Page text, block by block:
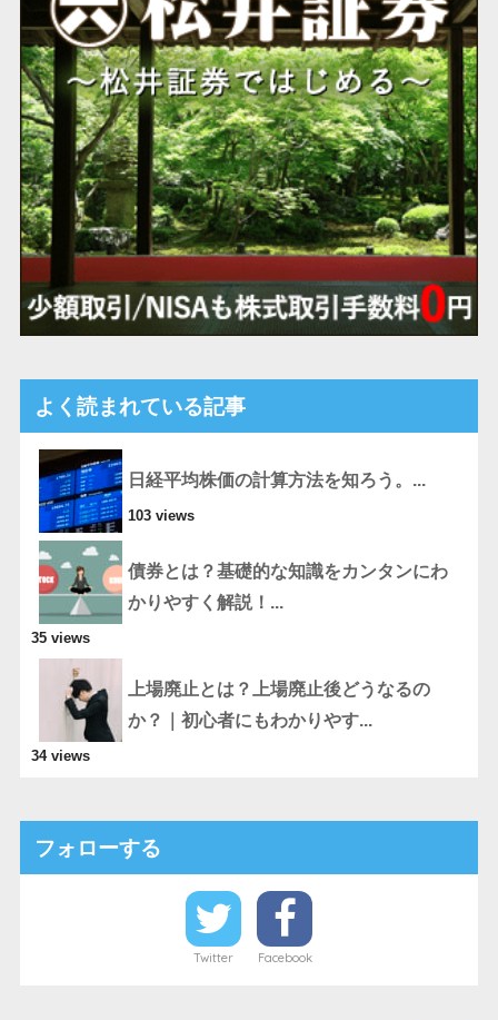
よく読まれている記事
日経平均株価の計算方法を知ろう。...
103 views
債券とは？基礎的な知識をカンタンにわ
かりやすく解説！...
35 views
上場廃止とは？上場廃止後どうなるの
か？｜初心者にもわかりやす...
34 views
フォローする
Twitter Facebook